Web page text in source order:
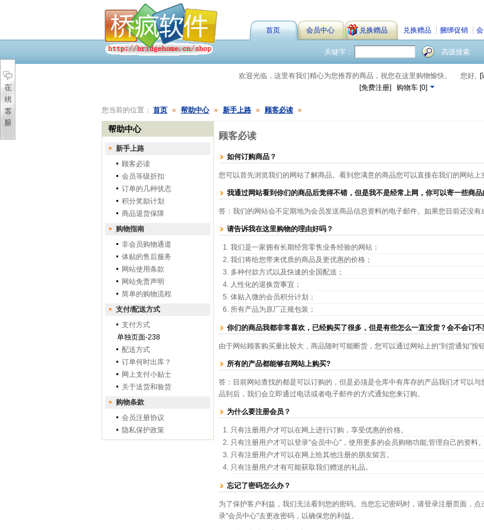
首页 会员中心 兑换赠品 兑换赠品 捆绑促销
关键字： 高级搜索
欢迎光临，这里有我们精心为您推荐的商品，祝您在这里购物愉快。 您好, [
[免费注册]
购物车[0]
您当前的位置： 首页 » 帮助中心 » 新手上路 » 顾客必读 »
帮助中心
新手上路
顾客必读
会员等级折扣
订单的几种状态
积分奖励计划
商品退货保障
购物指南
非会员购物通道
体贴的售后服务
网站使用条款
网站免责声明
简单的购物流程
支付/配送方式
支付方式
单独页面-238
配送方式
订单何时出库？
网上支付小贴士
关于送货和验货
购物条款
会员注册协议
隐私保护政策
顾客必读
如何订购商品？
您可以首先浏览我们的网站了解商品。看到您满意的商品您可以直接在我们的网站上
我通过网站看到你们的商品后觉得不错，但是我不是经常上网，你可以寄一些商
答：我们的网站会不定期地为会员发送商品信息资料的电子邮件。如果您目前还没
请告诉我在这里购物的理由好吗？
我们是一家拥有长期经营零售业务经验的网站；
我们将给您带来优质的商品及更优惠的价格；
多种付款方式以及快速的全国配送；
人性化的退换货事宜；
体贴入微的会员积分计划；
所有产品为原厂正规包装；
你们的商品我都非常喜欢，已经购买了很多，但是有些怎么一直没货？会不会订不
由于网站顾客购买量比较大，商品随时可能断货，您可以通过网站上的“到货通知”按
所有的产品都能够在网站上购买?
答：目前网站查找的都是可以订购的，但是必须是仓库中有库存的产品我们才可以
品到后，我们会立即通过电话或者电子邮件的方式通知您来订购。
为什么要注册会员？
只有注册用户才可以在网上进行订购，享受优惠的价格。
只有注册用户才可以登录"会员中心"，使用更多的会员购物功能,管理自己的资料。
只有注册用户才可以在网上给其他注册的朋友留言。
只有注册用户才有可能获取我们赠送的礼品。
忘记了密码怎么办？
为了保护客户利益，我们无法看到您的密码。当您忘记密码时，请登录注册页面，
录"会员中心"去更改密码，以确保您的利益。